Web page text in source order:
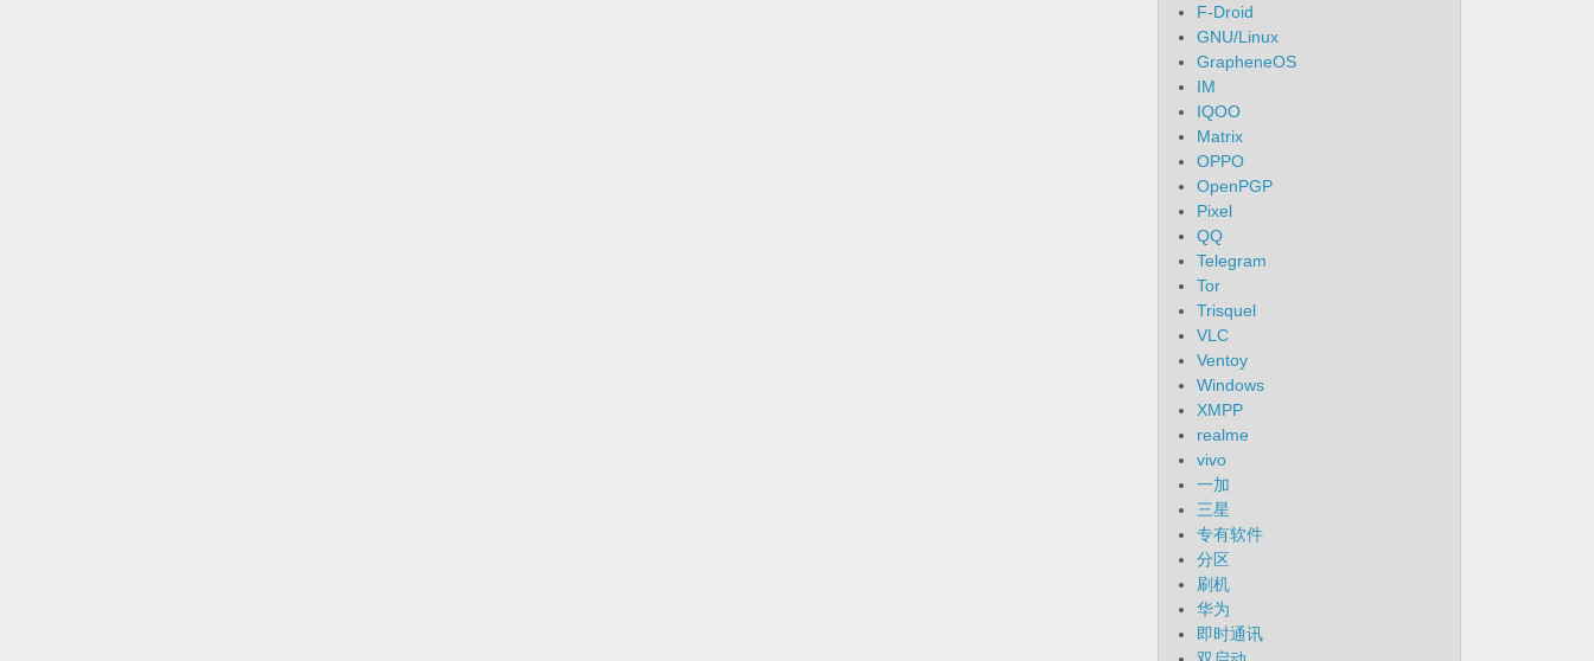
F-Droid
GNU/Linux
GrapheneOS
IM
IQOO
Matrix
OPPO
OpenPGP
Pixel
QQ
Telegram
Tor
Trisquel
VLC
Ventoy
Windows
XMPP
realme
vivo
一加
三星
专有软件
分区
刷机
华为
即时通讯